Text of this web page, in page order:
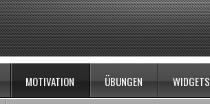
MOTIVATION ÜBUNGEN WIDGETS